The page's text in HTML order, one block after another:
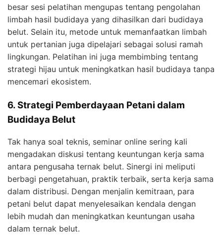
besar sesi pelatihan mengupas tentang pengolahan
limbah hasil budidaya yang dihasilkan dari budidaya
belut. Selain itu, metode untuk memanfaatkan limbah
untuk pertanian juga dipelajari sebagai solusi ramah
lingkungan. Pelatihan ini juga membimbing tentang
strategi hijau untuk meningkatkan hasil budidaya tanpa
mencemari ekosistem.
6. Strategi Pemberdayaan Petani dalam
Budidaya Belut
Tak hanya soal teknis, seminar online sering kali
mengadakan diskusi tentang keuntungan kerja sama
antara pengusaha ternak belut. Sinergi ini meliputi
berbagi pengetahuan, praktik terbaik, serta kerja sama
dalam distribusi. Dengan menjalin kemitraan, para
petani belut dapat menyelesaikan kendala dengan
lebih mudah dan meningkatkan keuntungan usaha
dalam ternak belut.